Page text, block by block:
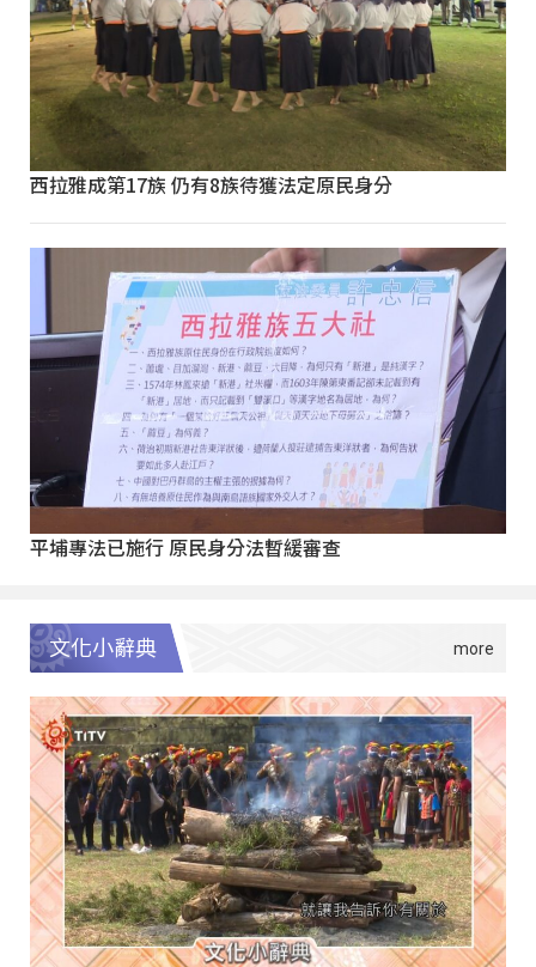
西拉雅成第17族 仍有8族待獲法定原民身分
平埔專法已施行 原民身分法暫緩審查
文化小辭典